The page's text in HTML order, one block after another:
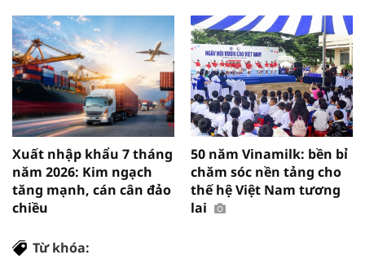
Xuất nhập khẩu 7 tháng
năm 2026: Kim ngạch
tăng mạnh, cán cân đảo
chiều
50 năm Vinamilk: bền bỉ
chăm sóc nền tảng cho
thế hệ Việt Nam tương
lai
Từ khóa: